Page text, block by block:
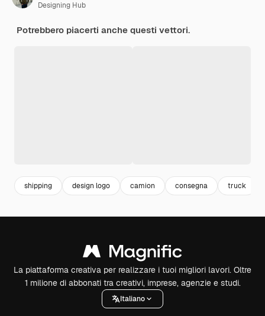
Designing Hub
Potrebbero piacerti anche questi vettori.
shipping design logo camion consegna truck
La piattaforma creativa per realizzare i tuoi migliori lavori. Oltre
1 milione di abbonati tra creativi, imprese, agenzie e studi.
Italiano